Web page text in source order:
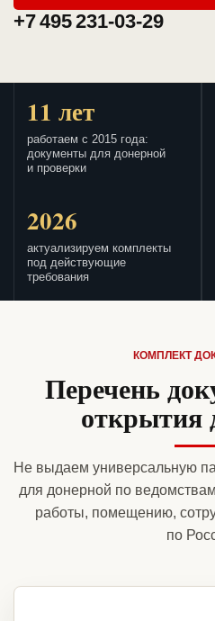
+7 495 231-03-29
11 лет
работаем с 2015 года:
документы для донерной
и проверки
2026
актуализируем комплекты
под действующие
требования
КОМПЛЕКТ
Перечень
открытия
Не выдаем универсальную
для донерной по
работы, помещению,
по